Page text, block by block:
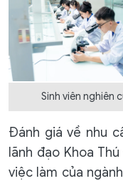
Sinh viên nghiên
Đánh giá về nhu
lãnh đạo Khoa
việc làm của